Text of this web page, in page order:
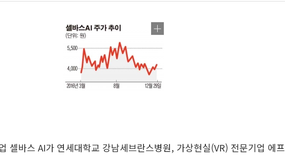
셀바스 AI가 연세대학교 강남세브란스병원, 가상현실(VR) 전문기업 에프